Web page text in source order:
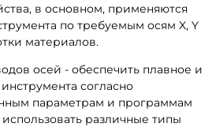
в основном, применяются
по требуемым осям X, Y
материалов.
осей - обеспечить плавное и
согласно
параметрам и программам
различные типы